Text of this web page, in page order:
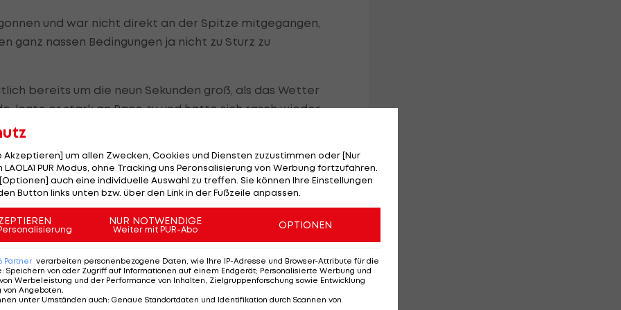
und war nicht direkt an der Spitze mitgegangen,
nassen Bedingungen ja nicht zu Sturz zu
bereits um die neun Sekunden groß, als das Wetter
legte er stark an Pace zu und hatte sich rasch wieder
aber schnell auf drei Fahrer zusammen, Cortese,
und Jack Miller fuhren sich wieder heran, was Cortese
nahm, an der Spitze ernst zu machen.
hielt mit. Das schaffte der Franzose allerdings
der Deutsche den ersten Sieg eines Deutschen
Akzeptieren] um allen Zwecken, Cookies und Diensten zuzustimmen oder [Nur
PUR Modus, ohne Tracking uns Peronsalisierung von Werbung fortzufahren.
auch eine individuelle Auswahl zu treffen. Sie können Ihre Einstellungen
Button links unten bzw. über den Link in der Fußzeile anpassen.
NUR NOTWENDIGE
Weiter mit PUR-Abo OPTIONEN
Partner verarbeiten personenbezogene Daten, wie Ihre IP-Adresse und Browser-Attribute für die
: Speichern von oder Zugriff auf Informationen auf einem Endgerät; Personalisierte Werbung und
Werbeleistung und der Performance von Inhalten, Zielgruppenforschung sowie Entwicklung
von Angeboten.
unter Umständen auch: Genaue Standortdaten und Identifikation durch Scannen von